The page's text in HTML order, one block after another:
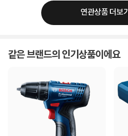
연관상품 더보기
같은 브랜드의 인기상품이에요